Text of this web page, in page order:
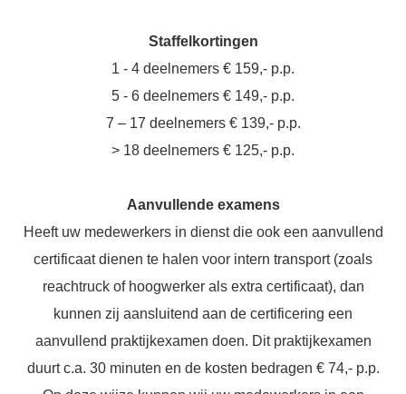
Staffelkortingen
1 - 4 deelnemers € 159,- p.p.
5 - 6 deelnemers € 149,- p.p.
7 – 17 deelnemers € 139,- p.p.
> 18 deelnemers € 125,- p.p.
Aanvullende examens
Heeft uw medewerkers in dienst die ook een aanvullend
certificaat dienen te halen voor intern transport (zoals
reachtruck of hoogwerker als extra certificaat), dan
kunnen zij aansluitend aan de certificering een
aanvullend praktijkexamen doen. Dit praktijkexamen
duurt c.a. 30 minuten en de kosten bedragen € 74,- p.p.